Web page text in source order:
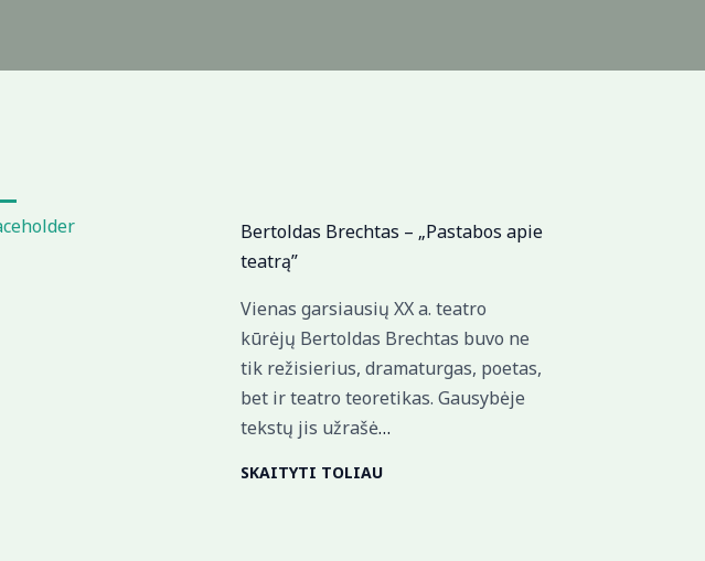
Bertoldas Brechtas – „Pastabos apie
teatrą”
Vienas garsiausių XX a. teatro
kūrėjų Bertoldas Brechtas buvo ne
tik režisierius, dramaturgas, poetas,
bet ir teatro teoretikas. Gausybėje
tekstų jis užrašė…
SKAITYTI TOLIAU